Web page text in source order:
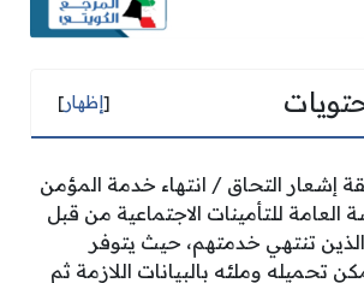
[إظهار]
إشعار التحاق / انتهاء خدمة المؤمن
للتأمينات الاجتماعية من قبل
تنتهي خدمتهم، حيث يتوفر
تحميله وملئه بالبيانات اللازمة ثم